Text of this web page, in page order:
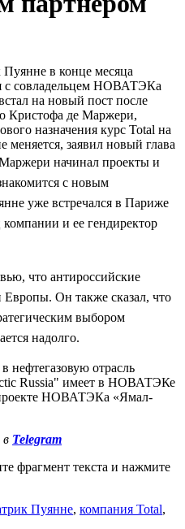
в конце месяца
с совладельцем НОВАТЭКа
на новый пост после
Кристофа де Маржери,
назначения курс Total на
меняется, заявил новый глава
начинал проекты и
с новым
уже встречался в Париже
и ее гендиректор
что антироссийские
Европы. Он также сказал, что
выбором
надолго.
нефтегазовую отрасль
Russia" имеет в НОВАТЭКе
НОВАТЭКа «Ямал-
в Telegram
фрагмент текста и нажмите
Пуянне, компания Total,